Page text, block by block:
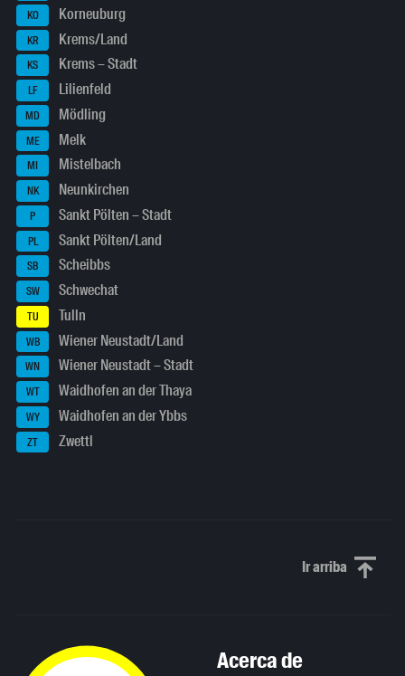
KO Korneuburg
KR Krems/Land
KS Krems – Stadt
LF Lilienfeld
MD Mödling
ME Melk
MI Mistelbach
NK Neunkirchen
P Sankt Pölten – Stadt
PL Sankt Pölten/Land
SB Scheibbs
SW Schwechat
TU Tulln
WB Wiener Neustadt/Land
WN Wiener Neustadt – Stadt
WT Waidhofen an der Thaya
WY Waidhofen an der Ybbs
ZT Zwettl
Ir arribaScroll to
Acerca de